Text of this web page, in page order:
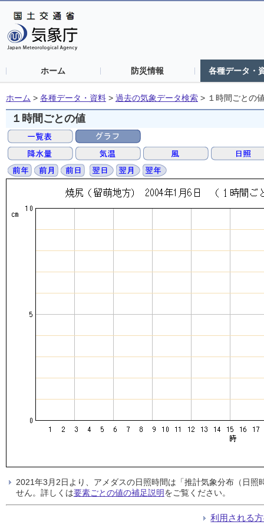
ホーム 防災情報 各種データ・
ホーム > 各種データ・資料 > 過去の気象データ検索 > １時間ごとの
１時間ごとの値
2021年3月2日より、アメダスの日照時間は「推計気象分布（日
せん。詳しくは要素ごとの値の補足説明をご覧ください。
利用される